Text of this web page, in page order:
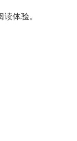
体验。